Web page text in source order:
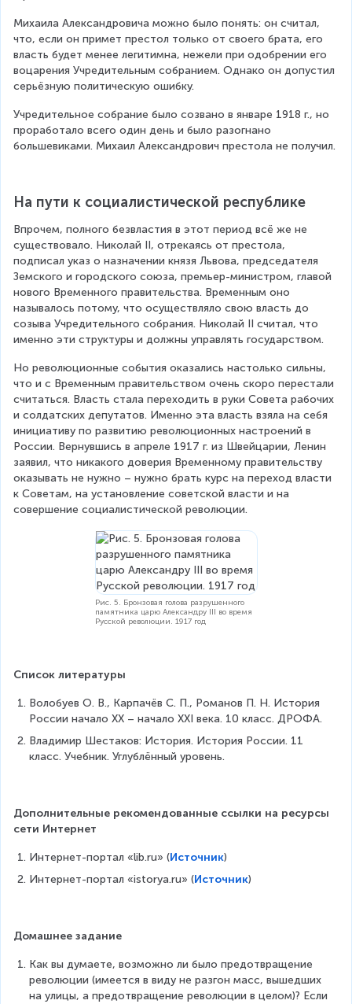
Михаила Александровича можно было понять: он считал,
что, если он примет престол только от своего брата, его
власть будет менее легитимна, нежели при одобрении его
воцарения Учредительным собранием. Однако он допустил
серьёзную политическую ошибку.
Учредительное собрание было созвано в январе 1918 г., но
проработало всего один день и было разогнано
большевиками. Михаил Александрович престола не получил.
На пути к социалистической республике
Впрочем, полного безвластия в этот период всё же не
существовало. Николай II, отрекаясь от престола,
подписал указ о назначении князя Львова, председателя
Земского и городского союза, премьер-министром, главой
нового Временного правительства. Временным оно
называлось потому, что осуществляло свою власть до
созыва Учредительного собрания. Николай II считал, что
именно эти структуры и должны управлять государством.
Но революционные события оказались настолько сильны,
что и с Временным правительством очень скоро перестали
считаться. Власть стала переходить в руки Совета рабочих
и солдатских депутатов. Именно эта власть взяла на себя
инициативу по развитию революционных настроений в
России. Вернувшись в апреле 1917 г. из Швейцарии, Ленин
заявил, что никакого доверия Временному правительству
оказывать не нужно – нужно брать курс на переход власти
к Советам, на установление советской власти и на
совершение социалистической революции.
Рис. 5. Бронзовая голова разрушенного
памятника царю Александру III во время
Русской революции. 1917 год
Список литературы
Волобуев О. В., Карпачёв С. П., Романов П. Н. История
России начало XX – начало XXI века. 10 класс. ДРОФА.
Владимир Шестаков: История. История России. 11
класс. Учебник. Углублённый уровень.
Дополнительные рекомендованные ссылки на ресурсы
сети Интернет
Интернет-портал «lib.ru» (Источник)
Интернет-портал «istorya.ru» (Источник)
Домашнее задание
Как вы думаете, возможно ли было предотвращение
революции (имеется в виду не разгон масс, вышедших
на улицы, а предотвращение революции в целом)? Если